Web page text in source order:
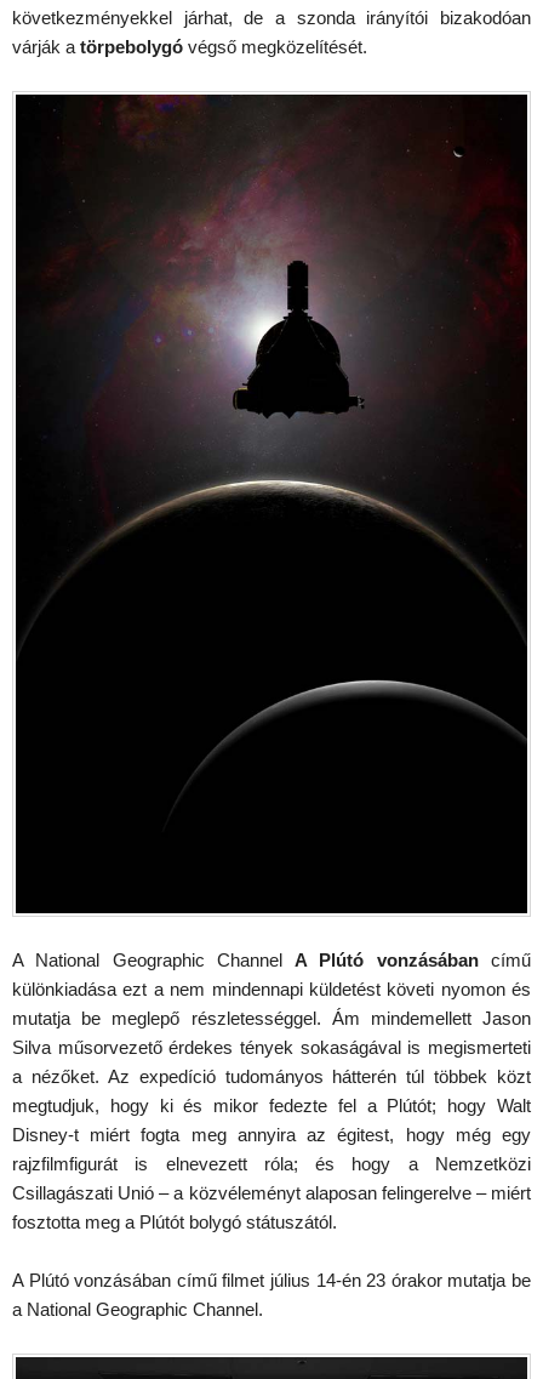
következményekkel járhat, de a szonda irányítói bizakodóan
várják a törpebolygó végső megközelítését.
A National Geographic ChannelA Plútó vonzásábancímű
különkiadása ezt a nem mindennapi küldetést követi nyomon és
mutatja be meglepő részletességgel. Ám mindemellett Jason
Silva műsorvezető érdekes tények sokaságával is megismerteti
a nézőket. Az expedíció tudományos hátterén túl többek közt
megtudjuk, hogy ki és mikor fedezte fel a Plútót; hogy Walt
Disney-t miért fogta meg annyira az égitest, hogy még egy
rajzfilmfigurát is elnevezett róla; és hogy a Nemzetközi
Csillagászati Unió – a közvéleményt alaposan felingerelve – miért
fosztotta meg a Plútót bolygó státuszától.
A Plútó vonzásában című filmet július 14-én 23 órakor mutatja be
a National Geographic Channel.